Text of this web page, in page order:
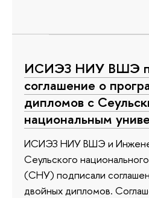
ИСИЭЗ НИУ ВШЭ
соглашение о
дипломов с
национальным
ИСИЭЗ НИУ ВШЭ и
Сеульского
(СНУ) подписали
двойных дипломов.